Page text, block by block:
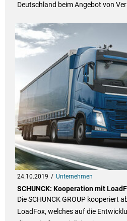
Deutschland beim Angebot von
24.10.2019 Unternehmen
SCHUNCK: Kooperation mit
Die SCHUNCK GROUP kooperiert
LoadFox, welches auf die